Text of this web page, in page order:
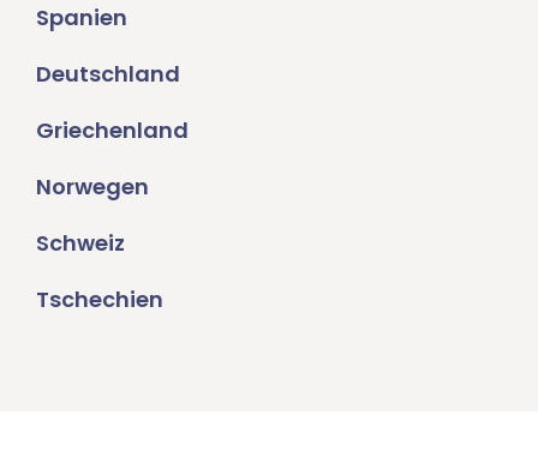
Spanien
Deutschland
Griechenland
Norwegen
Schweiz
Tschechien